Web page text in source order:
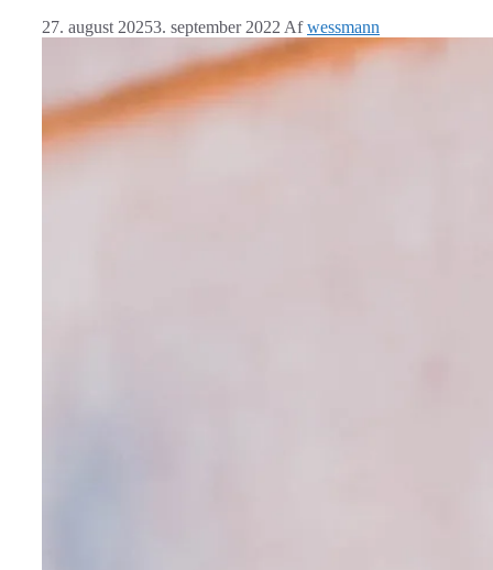
27. august 20253. september 2022 Afwessmann